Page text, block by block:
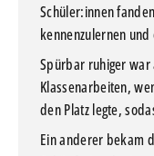
Schüler:innen
kennenzulernen
Spürbar ruhiger
Klassenarbeiten,
den Platz legte,
Ein anderer bekam